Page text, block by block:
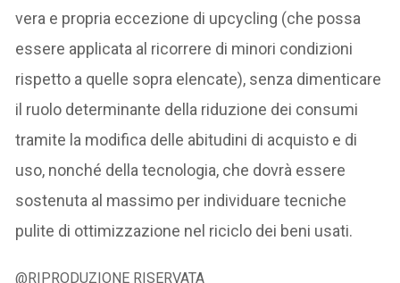
vera e propria eccezione di upcycling (che possa
essere applicata al ricorrere di minori condizioni
rispetto a quelle sopra elencate), senza dimenticare
il ruolo determinante della riduzione dei consumi
tramite la modifica delle abitudini di acquisto e di
uso, nonché della tecnologia, che dovrà essere
sostenuta al massimo per individuare tecniche
pulite di ottimizzazione nel riciclo dei beni usati.
@RIPRODUZIONE RISERVATA